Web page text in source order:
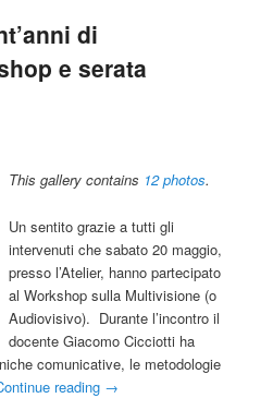
di
e serata
This gallery contains 12 photos.
Un sentito grazie a tutti gli
intervenuti che sabato 20 maggio,
presso l’Atelier, hanno partecipato
al Workshop sulla Multivisione (o
Audiovisivo). Durante l’incontro il
docente Giacomo Cicciotti ha
comunicative, le metodologie
reading →